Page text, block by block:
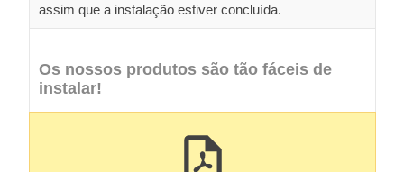
assim que a instalação estiver concluída.
Os nossos produtos são tão fáceis de
instalar!